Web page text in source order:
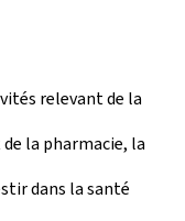
relevant de la
la pharmacie, la
dans la santé